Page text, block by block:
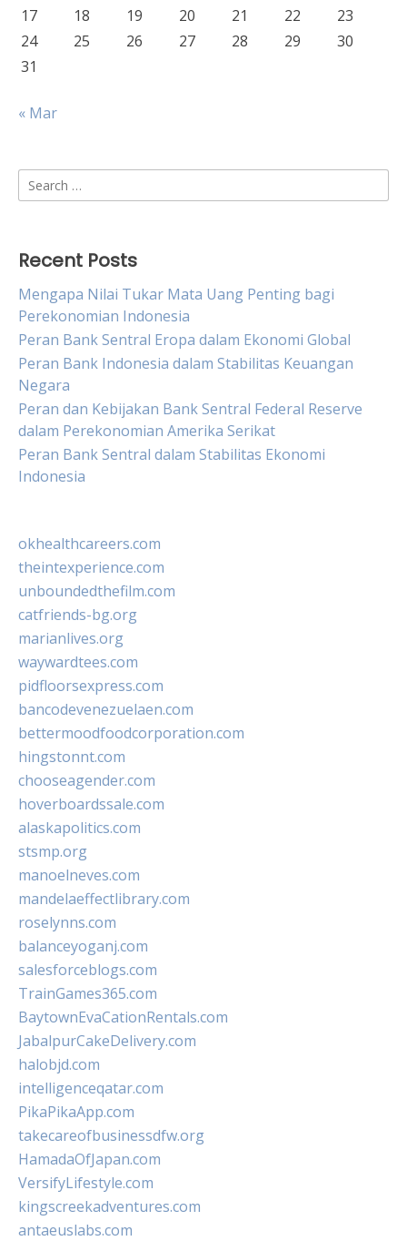
17 18 19 20 21 22
23
24
25 26 27 28 29
30
31
« Mar
Search
for:
Recent Posts
Mengapa Nilai Tukar Mata Uang Penting bagi
Perekonomian Indonesia
Peran Bank Sentral Eropa dalam Ekonomi Global
Peran Bank Indonesia dalam Stabilitas Keuangan
Negara
Peran dan Kebijakan Bank Sentral Federal Reserve
dalam Perekonomian Amerika Serikat
Peran Bank Sentral dalam Stabilitas Ekonomi
Indonesia
okhealthcareers.com
theintexperience.com
unboundedthefilm.com
catfriends-bg.org
marianlives.org
waywardtees.com
pidfloorsexpress.com
bancodevenezuelaen.com
bettermoodfoodcorporation.com
hingstonnt.com
chooseagender.com
hoverboardssale.com
alaskapolitics.com
stsmp.org
manoelneves.com
mandelaeffectlibrary.com
roselynns.com
balanceyoganj.com
salesforceblogs.com
TrainGames365.com
BaytownEvaCationRentals.com
JabalpurCakeDelivery.com
halobjd.com
intelligenceqatar.com
PikaPikaApp.com
takecareofbusinessdfw.org
HamadaOfJapan.com
VersifyLifestyle.com
kingscreekadventures.com
antaeuslabs.com